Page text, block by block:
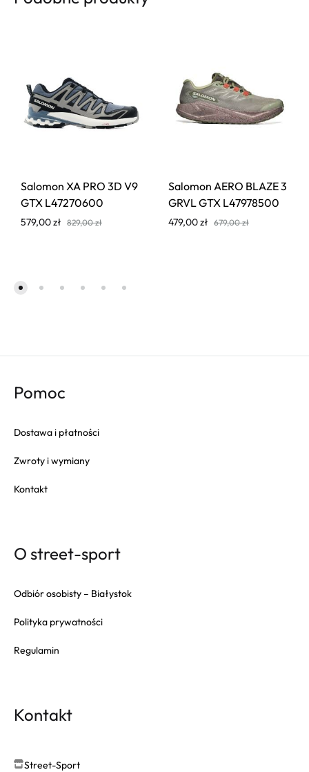
Salomon XA PRO 3D V9
GTX L47270600
579,00zł 829,00zł
Salomon AERO BLAZE 3
GRVL GTX L47978500
479,00zł 679,00zł
Pomoc
Dostawa i płatności
Zwroty i wymiany
Kontakt
O street-sport
Odbiór osobisty – Białystok
Polityka prywatności
Regulamin
Kontakt
Street-Sport